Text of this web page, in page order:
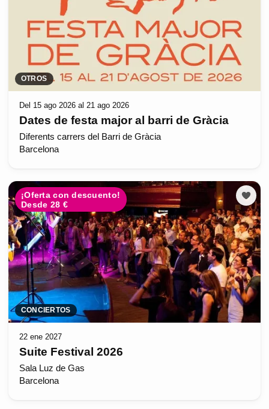
OTROS
Del 15 ago 2026 al 21 ago 2026
Dates de festa major al barri de Gràcia
Diferents carrers del Barri de Gràcia
Barcelona
¡Oferta con descuento!
Desde 28 €
CONCIERTOS
22 ene 2027
Suite Festival 2026
Sala Luz de Gas
Barcelona